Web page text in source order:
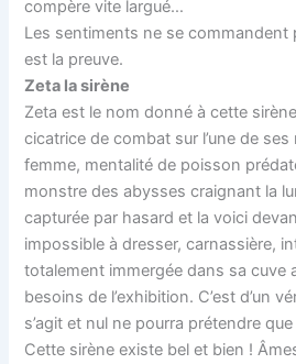
compère vite largué…
Les sentiments ne se commandent
est la preuve.
Zeta la sirène
Zeta est le nom donné à cette
cicatrice de combat sur l’une de
femme, mentalité de poisson
monstre des abysses craignant la
capturée par hasard et la voici
impossible à dresser, carnassière,
totalement immergée dans sa cuve
besoins de l’exhibition. C’est d’un
s’agit et nul ne pourra prétendre
Cette sirène existe bel et bien !